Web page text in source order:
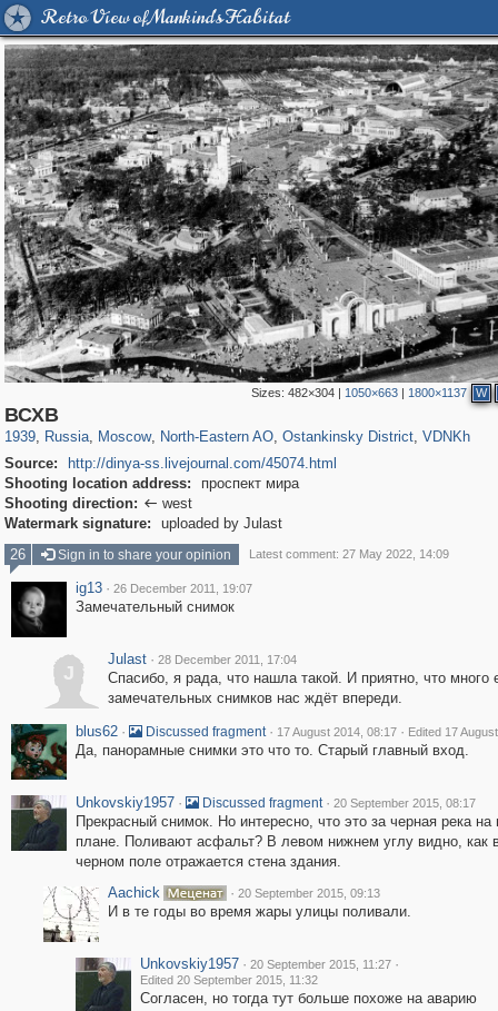
Retro View of Mankind's Habitat
Sizes:482×304 | 1050×663 | 1800×1137 W
ВСХВ
1939, Russia, Moscow
319,882
, North-Eastern AO, Ostankinsky District, VDNKh
Source:
http://dinya-ss.livejournal.com/45074.html
Shooting location address:
проспект мира
Shooting direction:  west
Watermark signature:
uploaded by Julast
26
Sign in to share your opinion Latest comment: 27 May 2022, 14:09
ig13 · 26 December 2011, 19:07
Замечательный снимок
J
Julast · 28 December 2011, 17:04
Спасибо, я рада, что нашла такой. И приятно, что много
замечательных снимков нас ждёт впереди.
blus62 · Discussed fragment · 17 August 2014, 08:17 · Edited 17
Да, панорамные снимки это что то. Старый главный вход.
Unkovskiy1957 · Discussed fragment · 20 September 2015, 08:17
Прекрасный снимок. Но интересно, что это за черная река на
плане. Поливают асфальт? В левом нижнем углу видно, как
черном поле отражается стена здания.
Aachick
· 20 September 2015, 09:13
И в те годы во время жары улицы поливали.
Unkovskiy1957 · 20 September 2015, 11:27 ·
Edited 20 September 2015, 11:32
Согласен, но тогда тут больше похоже на аварию